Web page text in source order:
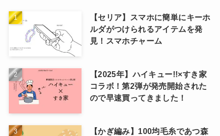
【セリア】スマホに簡単にキーホ
ルダがつけられるアイテムを発
見！スマホチャーム
【2025年】ハイキュー!!×すき家
コラボ！第2弾が発売開始された
ので早速買ってきました！
【かぎ編み】100均毛糸であつ森